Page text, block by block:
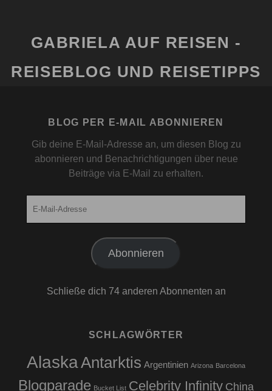
GABRIELA AUF REISEN -
REISEBLOG UND REISETIPPS
BLOG PER E-MAIL ABONNIEREN
Gib deine E-Mail-Adresse an, um diesen Blog zu
abonnieren und Benachrichtigungen über neue
Beiträge via E-Mail zu erhalten.
Abonnieren
Schließe dich 74 anderen Abonnenten an
SCHLAGWÖRTER
AlaskaAntarktis Argentinien Arizona Barcelona
Blogparade Bucket List Celebrity Infinity China